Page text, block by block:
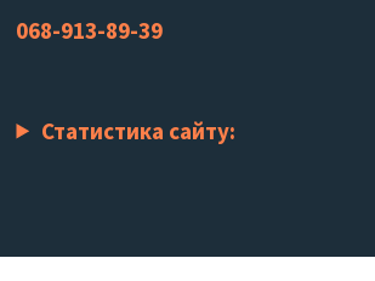
068-913-89-39
Статистика сайту: